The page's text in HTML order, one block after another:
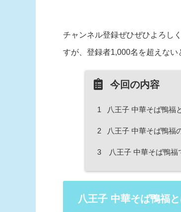
チャンネル登録ぜひぜひよろし
すが、登録者1,000名を超えない
今回の内容
1 八王子 中華そば鴨福
2 八王子 中華そば鴨福
3 八王子 中華そば鴨福
八王子 中華そば鴨福と